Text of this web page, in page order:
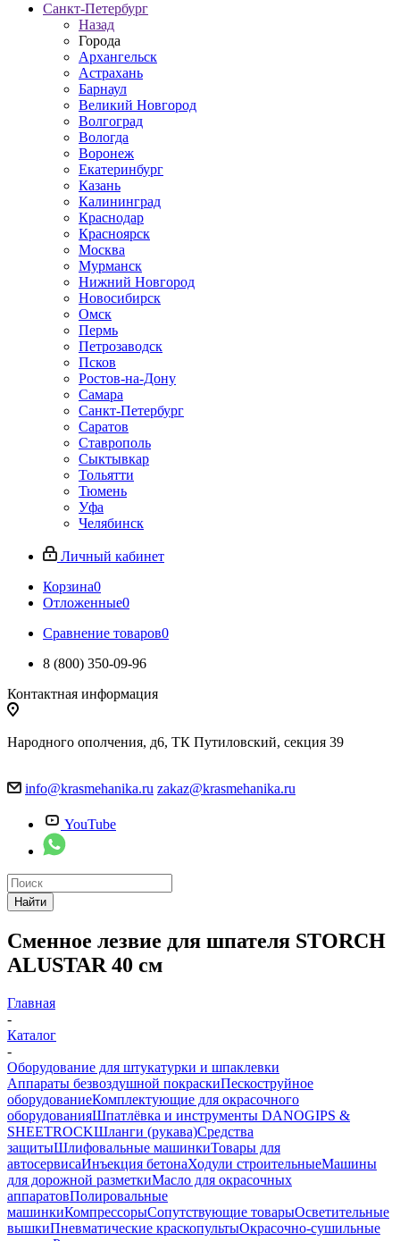
Санкт-Петербург
Назад
Города
Архангельск
Астрахань
Барнаул
Великий Новгород
Волгоград
Вологда
Воронеж
Екатеринбург
Казань
Калининград
Краснодар
Красноярск
Москва
Мурманск
Нижний Новгород
Новосибирск
Омск
Пермь
Петрозаводск
Псков
Ростов-на-Дону
Самара
Санкт-Петербург
Саратов
Ставрополь
Сыктывкар
Тольятти
Тюмень
Уфа
Челябинск
Личный кабинет
Корзина0
Отложенные0
Сравнение товаров0
8 (800) 350-09-96
Контактная информация
Народного ополчения, д6, ТК Путиловский, секция 39
info@krasmehanika.ru zakaz@krasmehanika.ru
YouTube
Найти
Сменное лезвие для шпателя STORCH
ALUSTAR 40 см
Главная
-
Каталог
-
Оборудование для штукатурки и шпаклевки
Аппараты безвоздушной покраскиПескоструйное
оборудованиеКомплектующие для окрасочного
оборудованияШпатлёвка и инструменты DANOGIPS &
SHEETROCKШланги (рукава)Средства
защитыШлифовальные машинкиТовары для
автосервисаИнъекция бетонаХодули строительныеМашины
для дорожной разметкиМасло для окрасочных
аппаратовПолировальные
машинкиКомпрессорыСопутствующие товарыОсветительные
вышкиПневматические краскопультыОкрасочно-сушильные